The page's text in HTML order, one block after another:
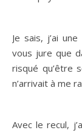
Je sais, j’ai
vous jure que
risqué qu’être
n’arrivait à me
Avec le recul,